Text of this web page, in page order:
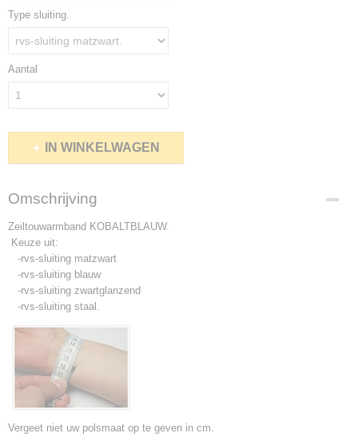
Type sluiting.
Aantal
IN WINKELWAGEN
Omschrijving
Zeiltouwarmband KOBALTBLAUW.
Keuze uit:
-rvs-sluiting matzwart
-rvs-sluiting blauw
-rvs-sluiting zwartglanzend
-rvs-sluiting staal.
Vergeet niet uw polsmaat op te geven in cm.